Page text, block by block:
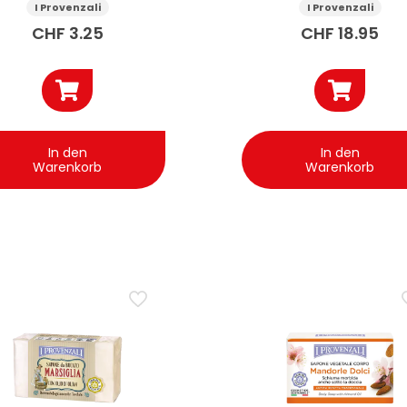
I Provenzali
CHF 3.25
In den
Warenkorb
Bio 30 ml
I Provenzali
CHF 18.95
In den
Warenkorb